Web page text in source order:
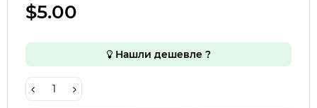
$5.00
Нашли дешевле ?